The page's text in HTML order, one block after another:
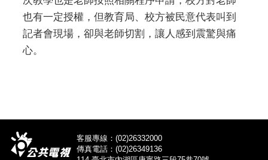
也有一定授權，但教育局、校方被民意代表叫到
記者會現場，卻與老師切割，讓人感到震驚與痛
心。
客服專線：(02)26332000
傳真電話：(02)26349136